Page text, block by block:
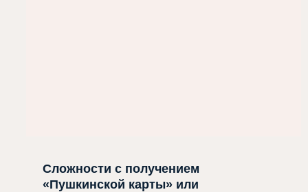
Сложности с получением
«Пушкинской карты» или